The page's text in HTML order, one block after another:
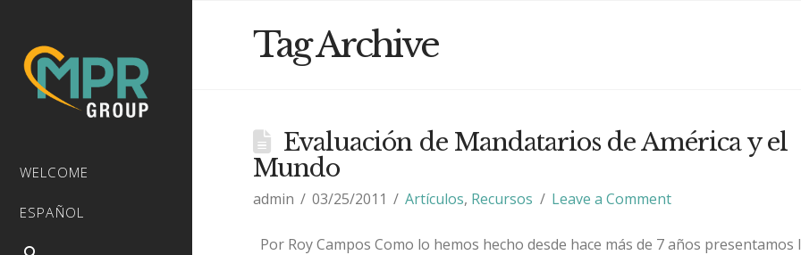
WELCOME
ESPAÑOL
Tag Archive
Evaluación de Mandatarios de América y el
Mundo
admin 03/25/2011 Artículos, Recursos Leave a Comment
Por Roy Campos Como lo hemos hecho desde hace más de 7 años presentamos